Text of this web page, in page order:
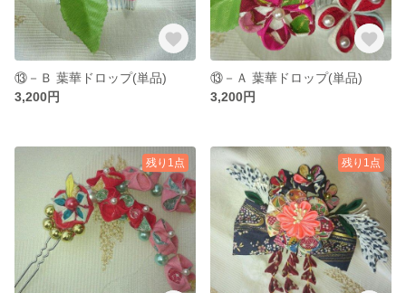
⑬－Ｂ 葉華ドロップ(単品)
3,200円
⑬－Ａ 葉華ドロップ(単品)
3,200円
残り1点 残り1点